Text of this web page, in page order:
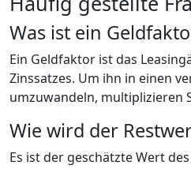
Was ist ein
Ein Geldfaktor ist das
Zinssatzes. Um ihn in einen
umzuwandeln, multiplizieren
Wie wird der
Es ist der geschätzte Wert